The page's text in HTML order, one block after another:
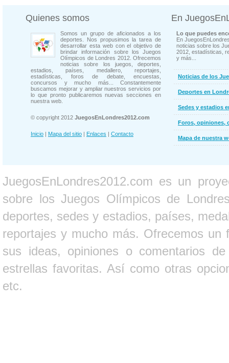
Quienes somos
Somos un grupo de aficionados a los
deportes. Nos propusimos la tarea de
desarrollar esta web con el objetivo de
brindar información sobre los Juegos
Olímpicos de Londres 2012. Ofrecemos
noticias sobre los juegos, deportes,
estadios, países, medallero, reportajes,
estadísticas, foros de debate, encuestas,
concursos y mucho más... Constantemente
buscamos mejorar y ampliar nuestros servicios por
lo que pronto publicaremos nuevas secciones en
nuestra web.
© copyright 2012 JuegosEnLondres2012.com
Inicio | Mapa del sitio | Enlaces | Contacto
En
Lo que puedes
En
noticias sobre los
2012, estadísticas,
y más...
Noticias de los
Deportes en
Sedes y estadios
Foros, opiniones,
Mapa de nuestra
JuegosEnLondres2012.com es un
sobre los Juegos Olímpicos de
deportes, sedes y estadios, países,
reportajes y mucho más. Ofrecemos un
sus ideas, opiniones o comentarios
estrellas favoritas. Así como otras
etc.